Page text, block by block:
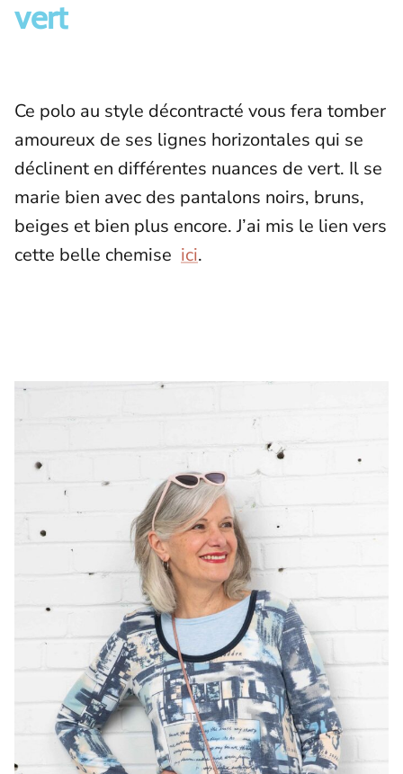
vert
Ce polo au style décontracté vous fera tomber
amoureux de ses lignes horizontales qui se
déclinent en différentes nuances de vert. Il se
marie bien avec des pantalons noirs, bruns,
beiges et bien plus encore. J’ai mis le lien vers
cette belle chemise ici.